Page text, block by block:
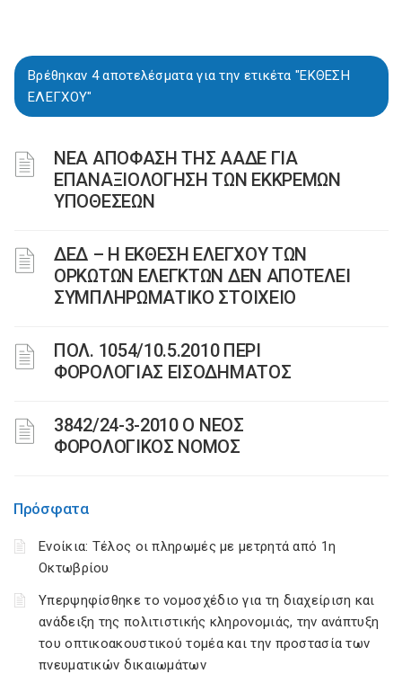
Βρέθηκαν 4 αποτελέσματα για την ετικέτα "ΕΚΘΕΣΗ
ΕΛΕΓΧΟΥ"
ΝΕΑ ΑΠΟΦΑΣΗ ΤΗΣ ΑΑΔΕ ΓΙΑ
ΕΠΑΝΑΞΙΟΛΟΓΗΣΗ ΤΩΝ ΕΚΚΡΕΜΩΝ
ΥΠΟΘΕΣΕΩΝ
ΔΕΔ – Η ΕΚΘΕΣΗ ΕΛΕΓΧΟΥ ΤΩΝ
ΟΡΚΩΤΩΝ ΕΛΕΓΚΤΩΝ ΔΕΝ ΑΠΟΤΕΛΕΙ
ΣΥΜΠΛΗΡΩΜΑΤΙΚΟ ΣΤΟΙΧΕΙΟ
ΠΟΛ. 1054/10.5.2010 ΠΕΡΙ
ΦΟΡΟΛΟΓΙΑΣ ΕΙΣΟΔΗΜΑΤΟΣ
3842/24-3-2010 Ο ΝΕΟΣ
ΦΟΡΟΛΟΓΙΚΟΣ ΝΟΜΟΣ
Πρόσφατα
Ενοίκια: Τέλος οι πληρωμές με μετρητά από 1η
Οκτωβρίου
Υπερψηφίσθηκε το νομοσχέδιο για τη διαχείριση και
ανάδειξη της πολιτιστικής κληρονομιάς, την ανάπτυξη
του οπτικοακουστικού τομέα και την προστασία των
πνευματικών δικαιωμάτων